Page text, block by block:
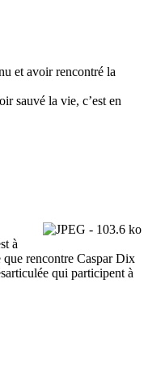
et avoir rencontré la
sauvé la vie, c’est en
à
que rencontre Caspar Dix
qui participent à